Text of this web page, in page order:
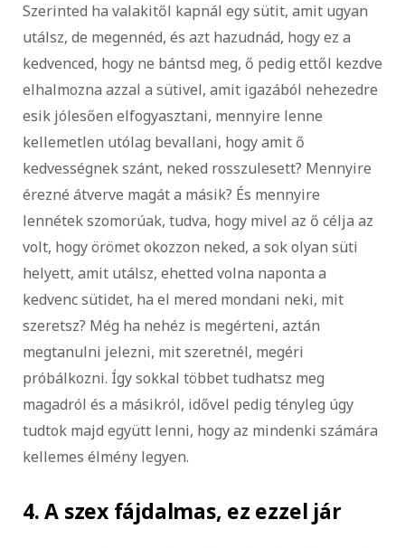
Szerinted ha valakitől kapnál egy sütit, amit ugyan
utálsz, de megennéd, és azt hazudnád, hogy ez a
kedvenced, hogy ne bántsd meg, ő pedig ettől kezdve
elhalmozna azzal a sütivel, amit igazából nehezedre
esik jólesően elfogyasztani, mennyire lenne
kellemetlen utólag bevallani, hogy amit ő
kedvességnek szánt, neked rosszulesett? Mennyire
érezné átverve magát a másik? És mennyire
lennétek szomorúak, tudva, hogy mivel az ő célja az
volt, hogy örömet okozzon neked, a sok olyan süti
helyett, amit utálsz, ehetted volna naponta a
kedvenc sütidet, ha el mered mondani neki, mit
szeretsz? Még ha nehéz is megérteni, aztán
megtanulni jelezni, mit szeretnél, megéri
próbálkozni. Így sokkal többet tudhatsz meg
magadról és a másikról, idővel pedig tényleg úgy
tudtok majd együtt lenni, hogy az mindenki számára
kellemes élmény legyen.
4. A szex fájdalmas, ez ezzel jár